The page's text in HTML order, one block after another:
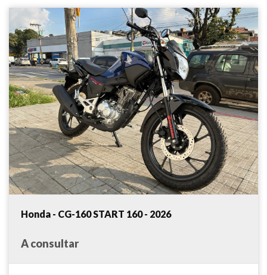
Honda - CG-160 START 160 - 2026
A consultar